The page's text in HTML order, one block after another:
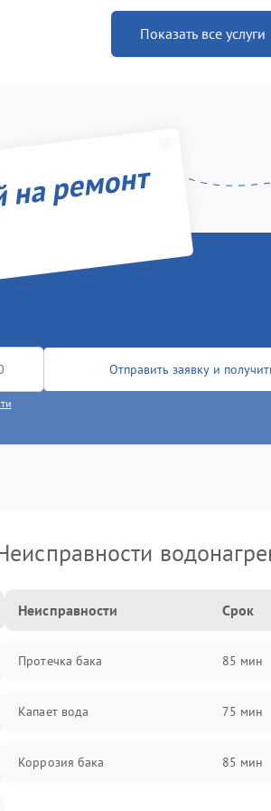
Показать все услуги
ремонт
Отправить заявку и
Неисправности Срок
Протечка бака 85 мин
Капает вода 75 мин
Коррозия бака 85 мин